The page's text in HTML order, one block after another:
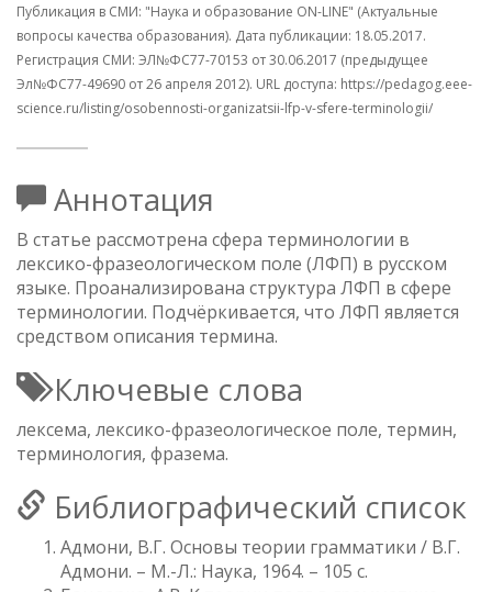
Публикация в СМИ: "Наука и образование ON-LINE" (Актуальные
вопросы качества образования). Дата публикации: 18.05.2017.
Регистрация СМИ: ЭЛ№ФС77-70153 от 30.06.2017 (предыдущее
Эл№ФC77-49690 от 26 апреля 2012). URL доступа: https://pedagog.eee-
science.ru/listing/osobennosti-organizatsii-lfp-v-sfere-terminologii/
Аннотация
В статье рассмотрена сфера терминологии в
лексико-фразеологическом поле (ЛФП) в русском
языке. Проанализирована структура ЛФП в сфере
терминологии. Подчёркивается, что ЛФП является
средством описания термина.
Ключевые слова
лексема, лексико-фразеологическое поле, термин,
терминология, фразема.
Библиографический список
Адмони, В.Г. Основы теории грамматики / В.Г.
Адмони. – М.-Л.: Наука, 1964. – 105 с.